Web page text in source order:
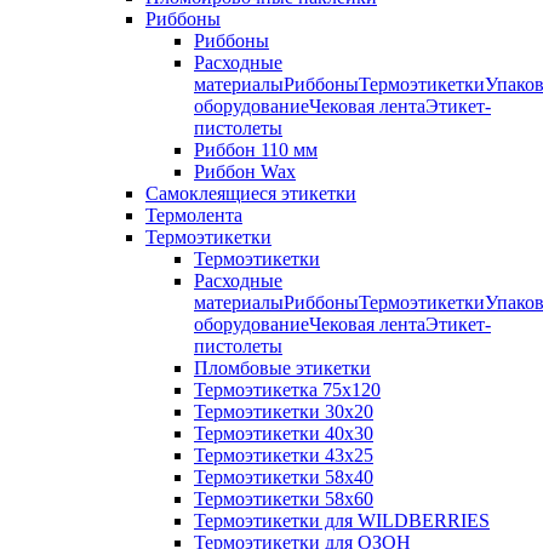
Риббоны
Риббоны
Расходные
оборудованиеЧековая лентаЭтикет-
пистолеты
Риббон 110 мм
Риббон Wax
Самоклеящиеся этикетки
Термолента
Термоэтикетки
Термоэтикетки
Расходные
оборудованиеЧековая лентаЭтикет-
пистолеты
Пломбовые этикетки
Термоэтикетка 75х120
Термоэтикетки 30х20
Термоэтикетки 40х30
Термоэтикетки 43х25
Термоэтикетки 58х40
Термоэтикетки 58х60
Термоэтикетки для WILDBERRIES
Термоэтикетки для ОЗОН